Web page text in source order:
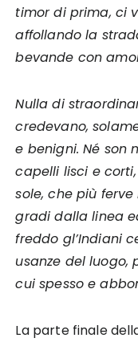
timor di prima, ci
affollando la
bevande con
Nulla di
credevano,
e benigni. Né son
capelli lisci e
sole, che più
gradi dalla linea
freddo gl’Indiani
usanze del luogo,
cui spesso e
La parte finale